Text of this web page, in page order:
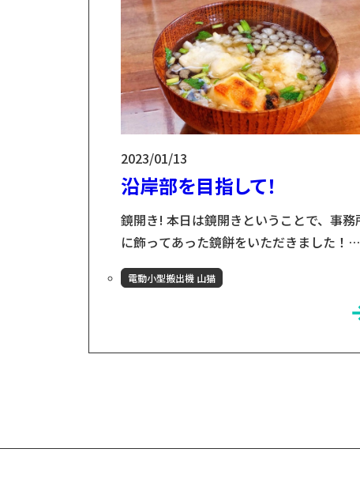
動をしており、岩手県との縁が生まれまし
た。その頃...
2023/01/13
沿岸部を目指して！
鏡開き! 本日は鏡開きということで、事務
に飾ってあった鏡餅をいただきました！！
ぷくっとふくれていく姿が、なんとも食欲
をさそい、少々食べ過ぎました、、笑 この
ブログの担当者 山猫プロジェクトの担当
体で活動をしており、岩手県との縁が生ま
電動小型搬出機 山猫